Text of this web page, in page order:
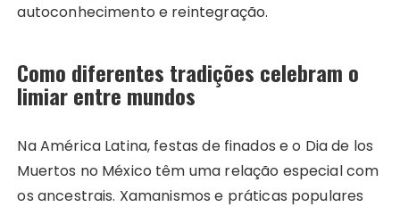
autoconhecimento e reintegração.
Como diferentes tradições celebram o
limiar entre mundos
Na América Latina, festas de finados e o Dia de los
Muertos no México têm uma relação especial com
os ancestrais. Xamanismos e práticas populares